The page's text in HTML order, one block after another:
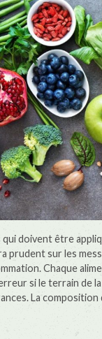
qui doivent être
prudent sur les
Chaque
si le terrain de
La